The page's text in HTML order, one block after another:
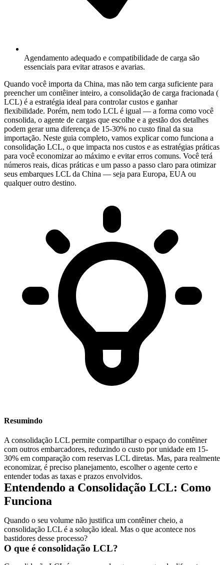
Agendamento adequado e compatibilidade de carga são
essenciais para evitar atrasos e avarias.
Quando você importa da China, mas não tem carga suficiente para
preencher um contêiner inteiro, a consolidação de carga fracionada (
LCL) é a estratégia ideal para controlar custos e ganhar
flexibilidade. Porém, nem todo LCL é igual — a forma como você
consolida, o agente de cargas que escolhe e a gestão dos detalhes
podem gerar uma diferença de 15-30% no custo final da sua
importação. Neste guia completo, vamos explicar como funciona a
consolidação LCL, o que impacta nos custos e as estratégias práticas
para você economizar ao máximo e evitar erros comuns. Você terá
números reais, dicas práticas e um passo a passo claro para otimizar
seus embarques LCL da China — seja para Europa, EUA ou
qualquer outro destino.
Resumindo
A consolidação LCL permite compartilhar o espaço do contêiner
com outros embarcadores, reduzindo o custo por unidade em 15-
30% em comparação com reservas LCL diretas. Mas, para realmente
economizar, é preciso planejamento, escolher o agente certo e
entender todas as taxas e prazos envolvidos.
Entendendo a Consolidação LCL: Como
Funciona
Quando o seu volume não justifica um contêiner cheio, a
consolidação LCL é a solução ideal. Mas o que acontece nos
bastidores desse processo?
O que é consolidação LCL?